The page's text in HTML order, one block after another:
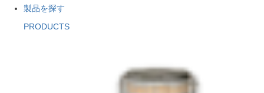
製品を探す
PRODUCTS